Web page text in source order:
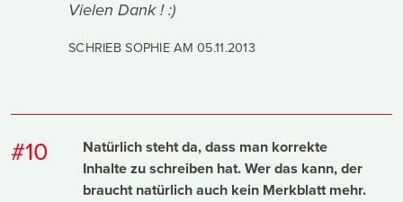
Vielen Dank ! :)
SCHRIEB SOPHIE AM05.11.2013
#10
Natürlich steht da, dass man korrekte
Inhalte zu schreiben hat. Wer das kann, der
braucht natürlich auch kein Merkblatt mehr.